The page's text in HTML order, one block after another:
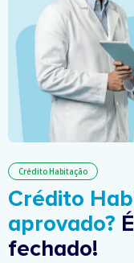
Crédito Habitação
Crédito
aprovado?
fechado!